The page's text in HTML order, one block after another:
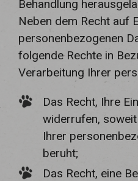
Behandlung
Neben dem Recht auf
personenbezogenen
folgende Rechte in
Verarbeitung Ihrer
Das Recht, Ihre
widerrufen,
Ihrer
beruht;
Das Recht, eine